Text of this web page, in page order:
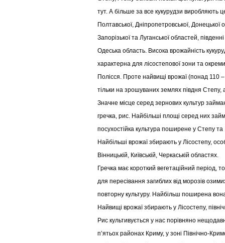
тут. А більше за все кукурудзи виробляють
Полтавської, Дніпропетровської, Донецької
Запорізької та Луганської областей,
Одеська область. Висока врожайність
характерна для лісостепової зони та
Полісся. Проте найвищі врожаї (понад 110
тільки на зрошуваних землях півдня Степу,
Значне місце серед зернових культур
гречка, рис. Найбільші площі серед них
посухостійка культура поширене у Степу
Найбільші врожаї збирають у Лісостепу,
Вінницькій, Київській, Черкаській областях.
Гречка має короткий вегетаційний період,
для пересівання загиблих від морозів
повторну культуру. Найбільш поширена
Найвищі врожаї збирають у Лісостепу,
Рис культивується у нас порівняно
п’ятьох районах Криму, у зоні Північно-